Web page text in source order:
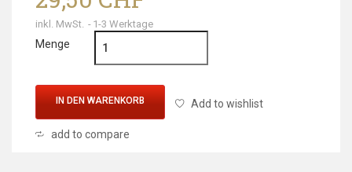
inkl. MwSt. 1-3 Werktage
Menge
IN DEN WARENKORB Add to wishlist
add to compare